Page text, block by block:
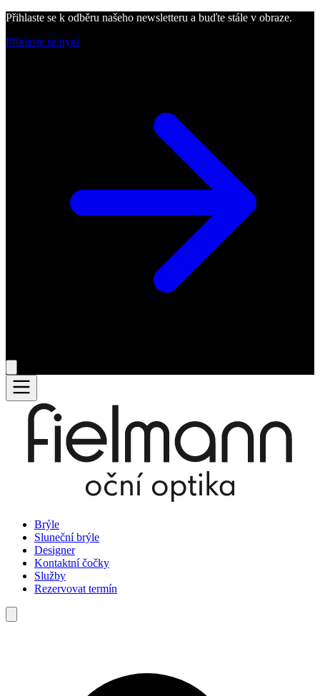
Přihlaste se k odběru našeho newsletteru a buďte stále v obraze.
Přihlaste se nyní
Brýle
Sluneční brýle
Designer
Kontaktní čočky
Služby
Rezervovat termín